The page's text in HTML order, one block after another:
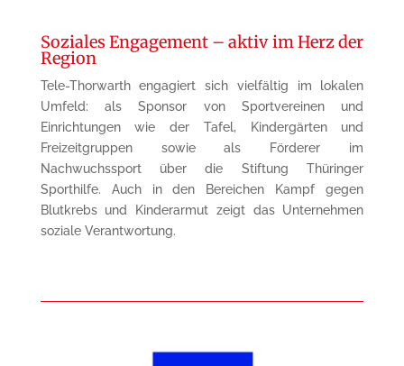
Soziales Engagement – aktiv im Herz der
Region
Tele-Thorwarth engagiert sich vielfältig im lokalen
Umfeld: als Sponsor von Sportvereinen und
Einrichtungen wie der Tafel, Kindergärten und
Freizeitgruppen sowie als Förderer im
Nachwuchssport über die Stiftung Thüringer
Sporthilfe. Auch in den Bereichen Kampf gegen
Blutkrebs und Kinderarmut zeigt das Unternehmen
soziale Verantwortung.